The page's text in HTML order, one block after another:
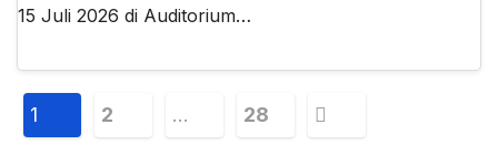
15 Juli 2026 di Auditorium…
Paginasi
1 2 … 28